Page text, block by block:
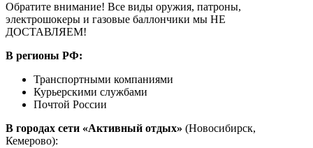
Обратите внимание! Все виды оружия, патроны,
электрошокеры и газовые баллончики мы НЕ
ДОСТАВЛЯЕМ!
В регионы РФ:
Транспортными компаниями
Курьерскими службами
Почтой России
В городах сети «Активный отдых» (Новосибирск,
Кемерово):